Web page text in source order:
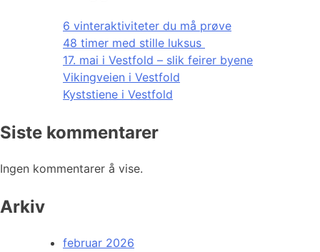
6 vinteraktiviteter du må prøve
48 timer med stille luksus
17. mai i Vestfold – slik feirer byene
Vikingveien i Vestfold
Kyststiene i Vestfold
Siste kommentarer
Ingen kommentarer å vise.
Arkiv
februar 2026